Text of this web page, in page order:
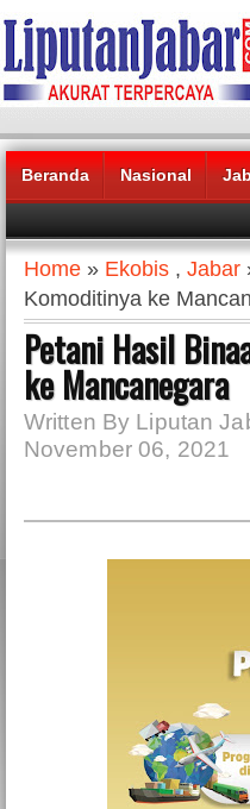
Beranda Nasional
Headlines News :
Home » Ekobis , Jabar
Komoditinya ke
Petani Hasil
ke Mancanegara
Written By Liputan
November 06, 2021